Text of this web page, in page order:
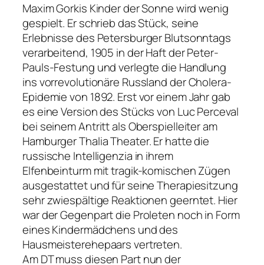
Maxim Gorkis Kinder der Sonne wird wenig
gespielt. Er schrieb das Stück, seine
Erlebnisse des Petersburger Blutsonntags
verarbeitend, 1905 in der Haft der Peter-
Pauls-Festung und verlegte die Handlung
ins vorrevolutionäre Russland der Cholera-
Epidemie von 1892. Erst vor einem Jahr gab
es eine Version des Stücks von Luc Perceval
bei seinem Antritt als Oberspielleiter am
Hamburger Thalia Theater. Er hatte die
russische Intelligenzia in ihrem
Elfenbeinturm mit tragik-komischen Zügen
ausgestattet und für seine Therapiesitzung
sehr zwiespältige Reaktionen geerntet. Hier
war der Gegenpart die Proleten noch in Form
eines Kindermädchens und des
Hausmeisterehepaars vertreten.
Am DT muss diesen Part nun der